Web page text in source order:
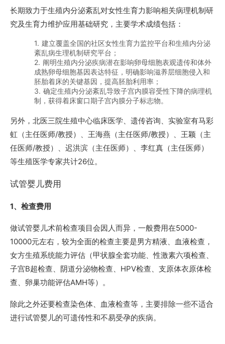
长期致力于生殖内分泌紊乱对女性生育力影响相关病理机制研
究及生育力维护应用基础研究，主要学术成绩包括：
1. 建立覆盖全国的社区女性生育力监控平台和生殖内分泌
紊乱病生理机制研究平台；
2. 阐明生殖内分泌疾病潜在影响卵母细胞表观遗传和体外
成熟卵母细胞基因表达特征，明确影响滋养层细胞侵入和
胚胎着床的关键基因，提高胚胎利用率；
3. 确定生殖内分泌紊乱导致子宫内膜容受性下降的病理机
制，获得着床窗口期子宫内膜分子标志物。
另外，北医三院生殖中心临床医学、遗传咨询、实验室有马彩
虹（主任医师/教授）、王海燕（主任医师/教授）、王颖（主
任医师/教授）、迟洪滨（主任医师）、李红真（主任医师）
等生殖医学专家共计26位。
试管婴儿费用
1、检查费用
做试管婴儿术前检查项目会因人而异，一般费用在5000-
10000元左右，较为全面的检查主要是男方精液、血液检查，
女方生殖系统能力评估（甲状腺全套功能、性激素六项检查、
子宫B超检查、阴道分泌物检查、HPV检查、支原体衣原体检
查、卵巢功能评估AMH等）。
除此之外还要检查染色体、血液检查等，主要排除一些不适合
进行试管婴儿的可遗传性和不易受孕的疾病。